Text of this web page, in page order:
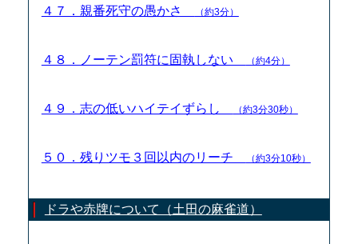
４７．親番死守の愚かさ （約3分）
４８．ノーテン罰符に固執しない （約4分）
４９．志の低いハイテイずらし （約3分30秒）
５０．残りツモ３回以内のリーチ （約3分10秒）
ドラや赤牌について（土田の麻雀道）